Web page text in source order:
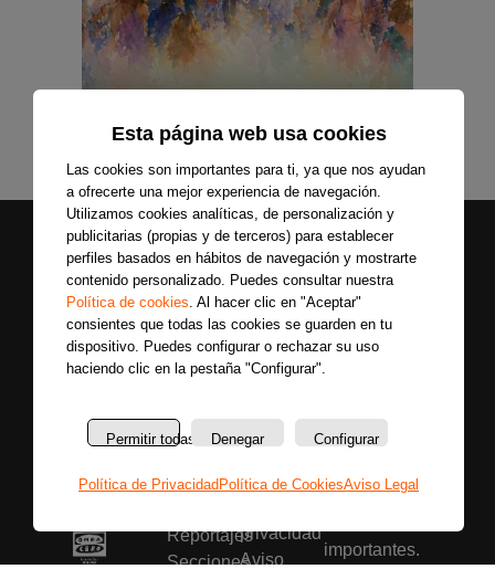
Esta página web usa cookies
Las cookies son importantes para ti, ya que nos ayudan
a ofrecerte una mejor experiencia de navegación.
Utilizamos cookies analíticas, de personalización y
publicitarias (propias y de terceros) para establecer
perfiles basados en hábitos de navegación y mostrarte
contenido personalizado. Puedes consultar nuestra
Política de cookies. Al hacer clic en "Aceptar"
consientes que todas las cookies se guarden en tu
dispositivo. Puedes configurar o rechazar su uso
haciendo clic en la pestaña "Configurar".
Permitir todas Denegar Configurar
Política de Privacidad Política de CookiesAviso Legal
Secciones
noticias
Entrevistas
Reportajes
Secciones
Sobre
emisora
Política
privacidad
Aviso
Únete a nuestras
redes sociales y
de todas las
importantes.